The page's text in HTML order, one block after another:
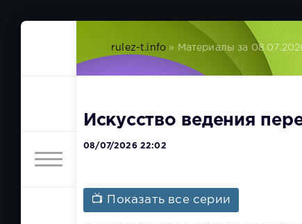
rulez-t.info » Материалы за
Искусство ведения
08/07/2026 22:02
📺 Показать все серии